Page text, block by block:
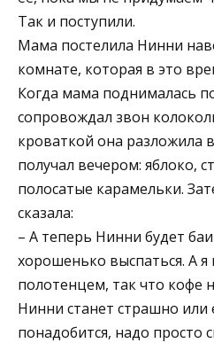
Так и поступили.
Мама постелила Нинни
комнате, которая в это
Когда мама поднималась
сопровождал звон
кроваткой она разложила
получал вечером: яблоко,
полосатые карамельки.
сказала:
– А теперь Нинни будет
хорошенько выспаться. А
полотенцем, так что кофе
Нинни станет страшно или
понадобится, надо просто